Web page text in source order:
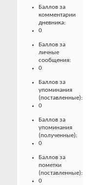
Баллов за
комментарии
дневника:
0
Баллов за
личные
сообщения:
0
Баллов за
упоминания
(поставленные):
0
Баллов за
упоминания
(полученные):
0
Баллов за
пометки
(поставленные):
0